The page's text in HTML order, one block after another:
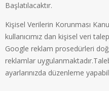
Başlatılacaktır.
Kişisel Verilerin Korunması
kullanıcımız dan kişisel veri
Google reklam prosedürleri
reklamlar
ayarlarınızda düzenleme